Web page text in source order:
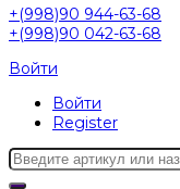
+(998)90 944-63-68
+(998)90 042-63-68
Войти
Войти
Register